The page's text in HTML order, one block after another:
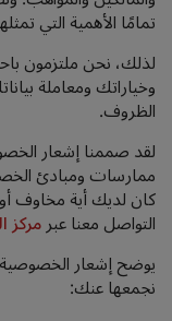
تمامًا الأهمية التي
لذلك، نحن ملتزمون
وخياراتك ومعاملة
الظروف.
لقد صممنا إشعار
ممارسات ومبادئ
كان لديك أية مخاوف
التواصل معنا عبر
يوضح إشعار الخصوصية
نجمعها عنك: